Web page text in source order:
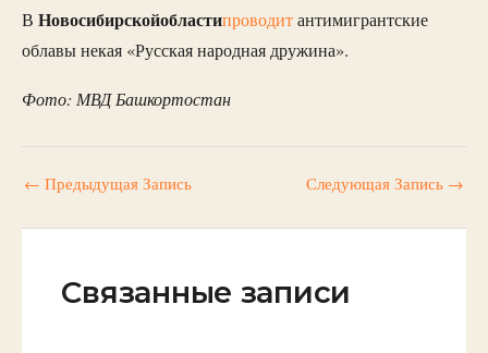
В Новосибирскойобластипроводитантимигрантские
облавы некая «Русская народная дружина».
Фото: МВД Башкортостан
← Предыдущая Запись Следующая Запись →
Связанные записи